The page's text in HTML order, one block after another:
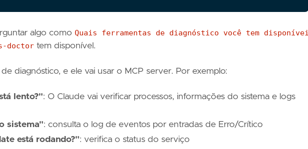
algo como Quais ferramentas de diagnóstico você tem disponívei
doctor tem disponível.
diagnóstico, e ele vai usar o MCP server. Por exemplo:
lento?": O Claude vai verificar processos, informações do sistema e logs
sistema": consulta o log de eventos por entradas de Erro/Crítico
está rodando?": verifica o status do serviço